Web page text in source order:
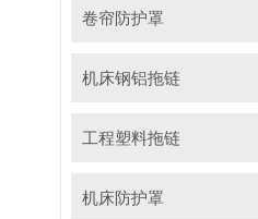
卷帘防护罩
机床钢铝拖链
工程塑料拖链
机床防护罩